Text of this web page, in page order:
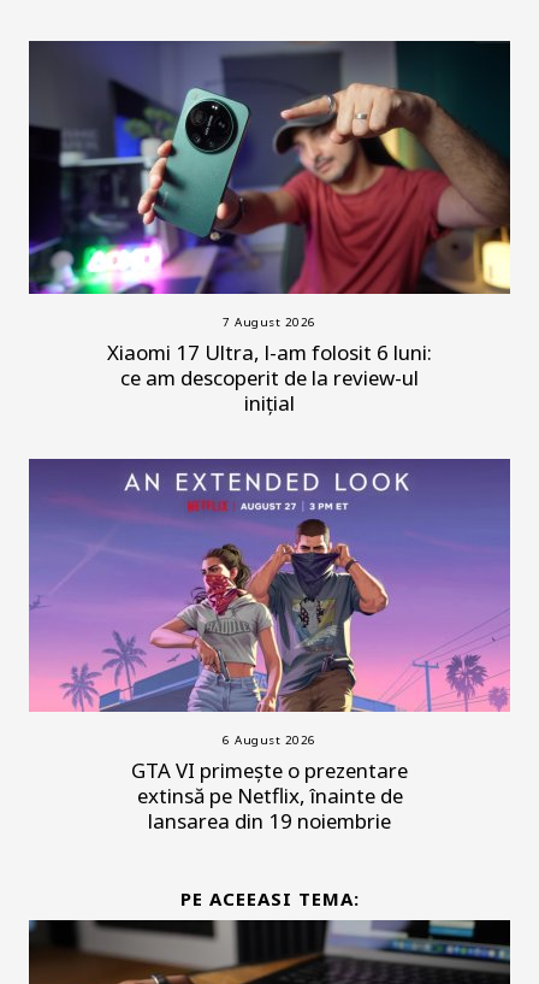
7 August 2026
Xiaomi 17 Ultra, l-am folosit 6 luni:
ce am descoperit de la review-ul
inițial
6 August 2026
GTA VI primește o prezentare
extinsă pe Netflix, înainte de
lansarea din 19 noiembrie
PE ACEEASI TEMA: